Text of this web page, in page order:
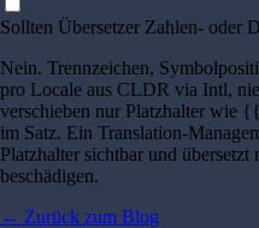
Sollten Übersetzer Zahlen- oder
Nein. Trennzeichen,
pro Locale aus CLDR via Intl,
verschieben nur Platzhalter wie
im Satz. Ein Translation-
Platzhalter sichtbar und
beschädigen.
← Zurück zum Blog